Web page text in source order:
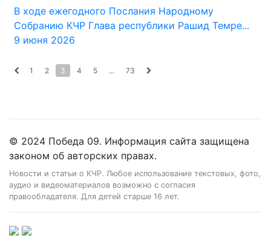
В ходе ежегодного Послания Народному
Собранию КЧР Глава республики Рашид Темре...
9 июня 2026
1 2 3 4 5 ... 73
© 2024 Победа 09. Информация сайта защищена
законом об авторских правах.
Новости и статьи о КЧР. Любое использование текстовых, фото,
аудио и видеоматериалов возможно с согласия
правообладателя. Для детей старше 16 лет.